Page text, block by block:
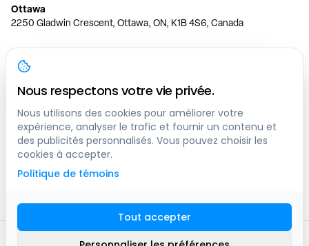
Ottawa
2250 Gladwin Crescent, Ottawa, ON, K1B 4S6, Canada
Toronto
150 Ferrand Dr, 6th Floor, Toronto, ON, M3C 3E5, Canada
Vancouver
1200 W 73rd Ave #1415, Vancouver, BC, V6P 6G5, Canada
Calgary
444 5 Ave SW #400 Calgary, AB, T2P 2T8, Canada
2016 -2026
Nous respectons votre vie privée.
Nous utilisons des cookies pour améliorer votre
expérience, analyser le trafic et fournir un contenu et
des publicités personnalisés. Vous pouvez choisir les
cookies à accepter.
Politique de témoins
Tout accepter